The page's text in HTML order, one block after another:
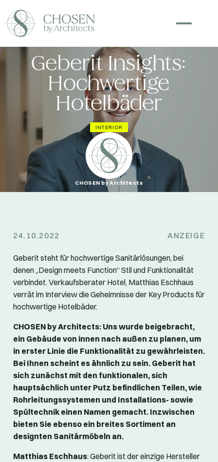
Geberit Insights:
Hochwertige
Hotelbäder
INTERIOR
CHOSEN by Architects
24.10.2022 ANZEIGE
Geberit steht für hochwertige Sanitärlösungen, bei
denen „Design meets Function“ Stil und Funktionalität
verbindet. Verkaufsberater Hotel, Matthias Eschhaus
verrät im Interview die Geheimnisse der Key Products für
hochwertige Hotelbäder.
CHOSEN by Architects: Uns wurde beigebracht,
ein Gebäude von innen nach außen zu planen, um
in erster Linie die Funktionalität zu gewährleisten.
Bei Ihnen scheint es ähnlich zu sein. Geberit hat
sich zunächst mit den funktionalen, sich
hauptsächlich unter Putz befindlichen Teilen, wie
Rohrleitungssystemen und Installations- sowie
Spültechnik einen Namen gemacht. Inzwischen
bieten Sie ebenso ein breites Sortiment an
designten Sanitärmöbeln an.
Matthias Eschhaus: Geberit ist der einzige Hersteller